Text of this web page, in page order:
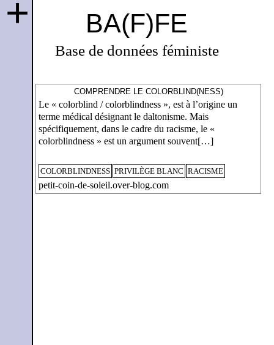
BA(F)FE
Base de données féministe
+
COMPRENDRE LE COLORBLIND(NESS)
Le « colorblind / colorblindness », est à l’origine un
terme médical désignant le daltonisme. Mais
spécifiquement, dans le cadre du racisme, le «
colorblindness » est un argument souvent[…]
COLORBLINDNESS PRIVILÈGE BLANC RACISME
petit-coin-de-soleil.over-blog.com